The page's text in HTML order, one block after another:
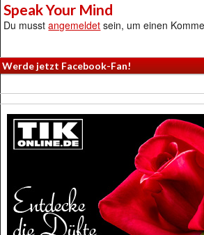
Speak Your Mind
Du musstangemeldet sein, um einen
Werde jetzt Facebook-Fan!